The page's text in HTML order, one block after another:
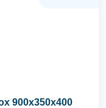
900x350x400